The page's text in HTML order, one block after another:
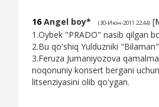
16 Angel boy* (30-Июн-2011 22:44) [
1.Oybek "PRADO" nasib qilgan
2.Bu qo'shiq Yulduzniki
3.Feruza Jumaniyozova
noqonuniy konsert bergani
litsenziyasini olib qo'ygan.